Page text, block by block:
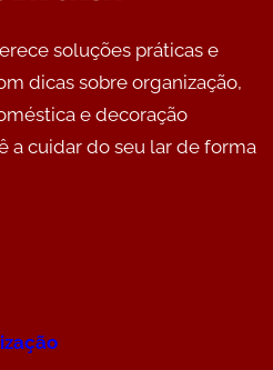
soluções práticas e
dicas sobre organização,
e decoração
a cuidar do seu lar de forma